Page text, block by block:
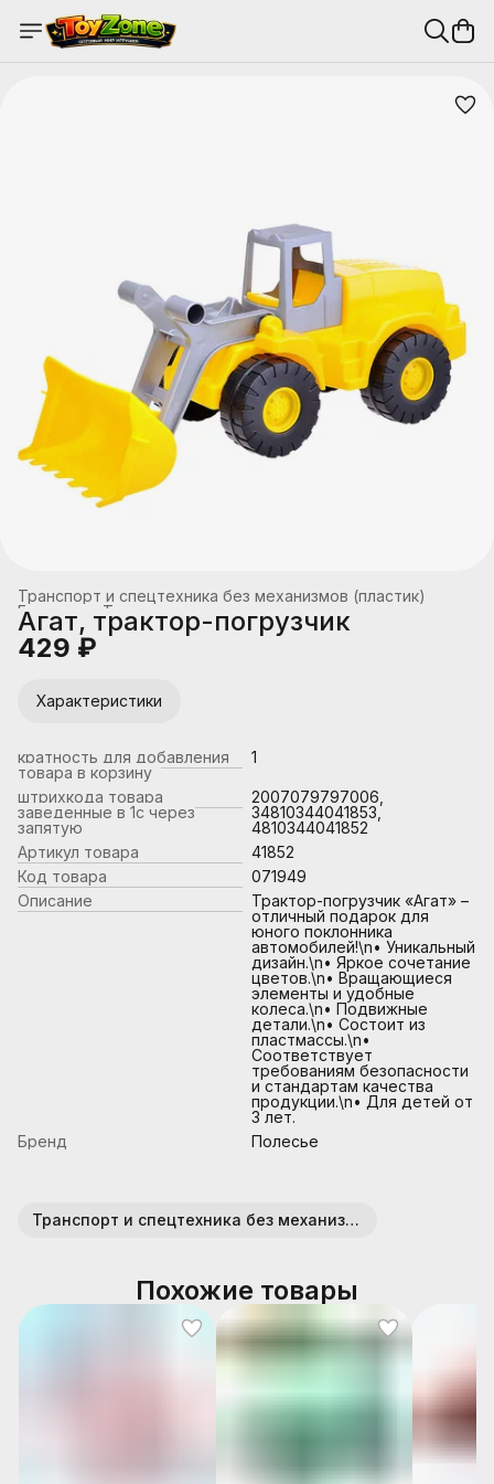
Транспорт и спецтехника без механизмов (пластик)
Транспорт
Главная
Агат, трактор-погрузчик
429 ₽
Характеристики
кратность для добавления
товара в корзину
1
штрихкода товара
заведенные в 1с через
запятую
2007079797006,
34810344041853,
4810344041852
Артикул товара
41852
Код товара
071949
Описание
Трактор-погрузчик «Агат» –
отличный подарок для
юного поклонника
автомобилей!\n• Уникальный
дизайн.\n• Яркое сочетание
цветов.\n• Вращающиеся
элементы и удобные
колеса.\n• Подвижные
детали.\n• Состоит из
пластмассы.\n•
Соответствует
требованиям безопасности
и стандартам качества
продукции.\n• Для детей от
3 лет.
Бренд
Полесье
Транспорт и спецтехника без механизмов (пластик)
Похожие товары